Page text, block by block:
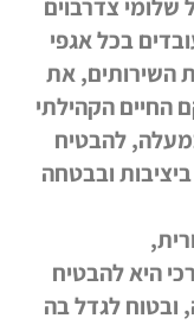
צדרבוים
בכל אגפי
השירותים, את
החיים הקהילתי
להבטיח
ובבטחה
היא להבטיח
ובטוח לגדל בה